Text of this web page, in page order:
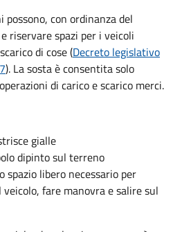
con ordinanza del
riservare spazi per i veicoli
di cose (Decreto legislativo
). La sosta è consentita solo
di carico e scarico merci.
gialle
dipinto sul terreno
spazio libero necessario per
fare manovra e salire sul